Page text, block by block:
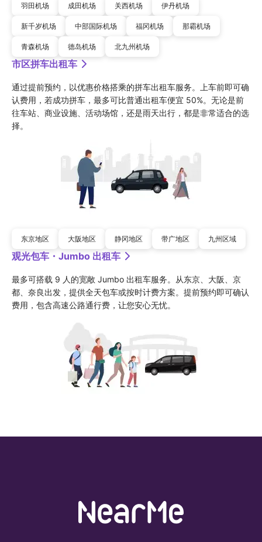
羽田机场 成田机场 关西机场 伊丹机场
新千岁机场 中部国际机场 福冈机场 那霸机场
青森机场 德岛机场 北九州机场
市区拼车出租车
通过提前预约，以优惠价格搭乘的拼车出租车服务。上车前即可确
认费用，若成功拼车，最多可比普通出租车便宜 50%。无论是前
往车站、商业设施、活动场馆，还是雨天出行，都是非常适合的选
择。
东京地区 大阪地区 静冈地区 带广地区 九州区域
观光包车・Jumbo 出租车
最多可搭载 9 人的宽敞 Jumbo 出租车服务。从东京、大阪、京
都、奈良出发，提供全天包车或按时计费方案。提前预约即可确认
费用，包含高速公路通行费，让您安心无忧。